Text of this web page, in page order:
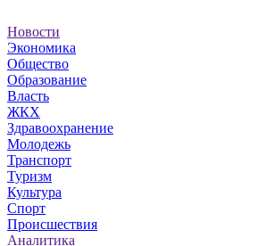
Новости
Экономика
Общество
Образование
Власть
ЖКХ
Здравоохранение
Молодежь
Транспорт
Туризм
Культура
Спорт
Происшествия
Аналитика